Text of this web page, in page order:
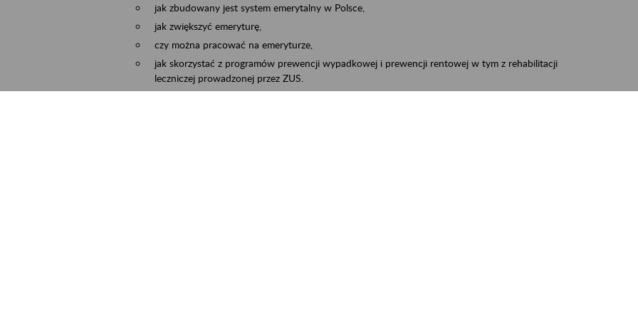
jak zbudowany jest system emerytalny w Polsce,
jak zwiększyć emeryturę,
czy można pracować na emeryturze,
jak skorzystać z programów prewencji wypadkowej i prewencji rentowej w tym z rehabilitacji
leczniczej prowadzonej przez ZUS.